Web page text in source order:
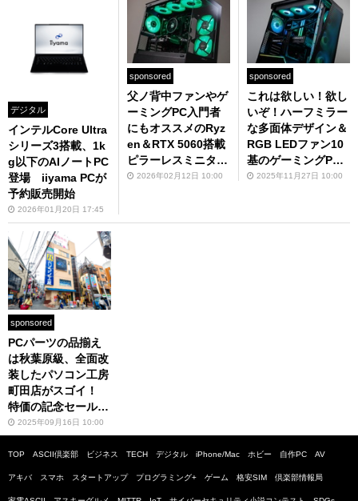
デジタル
インテルCore Ultra
シリーズ3搭載、1k
g以下のAIノートPC
登場 iiyama PCが
予約販売開始
2026年01月20日 17:45
sponsored
父ノ背中ファンやゲ
ーミングPC入門者
にもオススメのRyz
en＆RTX 5060搭載
ピラーレスミニタワ
ー2026年02月12日 10:00
sponsored
これは欲しい！欲し
いぞ！ハーフミラー
な多面体デザイン＆
RGB LEDファン10
基のゲーミングP
C、RTX 5070 Tiで
2025年11月27日 10:00
sponsored
PCパーツの品揃え
は秋葉原級、全面改
装したパソコン工房
町田店がスゴイ！
特価の記念セールは
9月19日まで
2025年09月16日 10:00
TOP ASCII倶楽部 ビジネス TECH デジタル iPhone/Mac ホビー 自作PC AV
アキバ スマホ スタートアップ プログラミング+ ゲーム 格安SIM 倶楽部情報局